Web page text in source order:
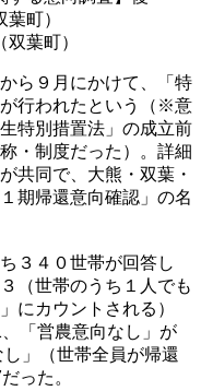
葉町）
ら９月にかけて、「特
行われたという（※意
特別措置法」の成立前
・制度だった）。詳細
共同で、大熊・双葉・
期帰還意向確認」の名
３４０世帯が回答し
（世帯のうち１人でも
にカウントされる）
「営農意向なし」が
」（世帯全員が帰還
った。